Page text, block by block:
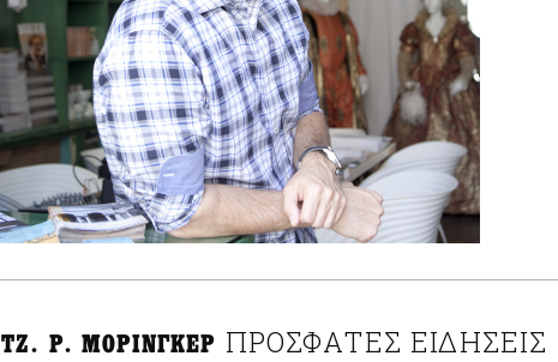
ΤΖ. Ρ. ΜΟΡΙΝΓΚΕΡ ΠΡΟΣΦΑΤΕΣ ΕΙΔΗΣΕΙΣ